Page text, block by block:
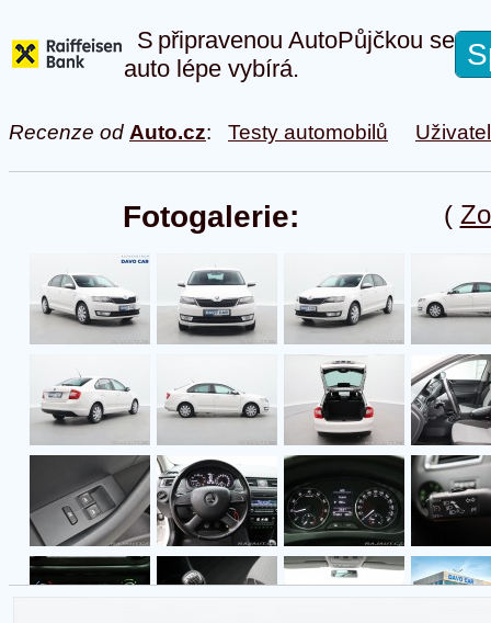
S připravenou AutoPůjčkou se
auto lépe vybírá.
Recenze od Auto.cz: Testy automobilů
(
Fotogalerie: